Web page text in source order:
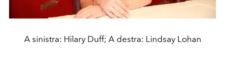
A sinistra: Hilary Duff; A destra: Lindsay Lohan